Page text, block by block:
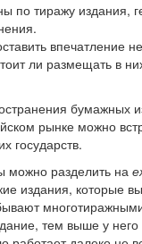
по тиражу издания,
впечатление
ли размещать в
бумажных
рынке можно
государств.
можно разделить на
издания, которые
тем выше у